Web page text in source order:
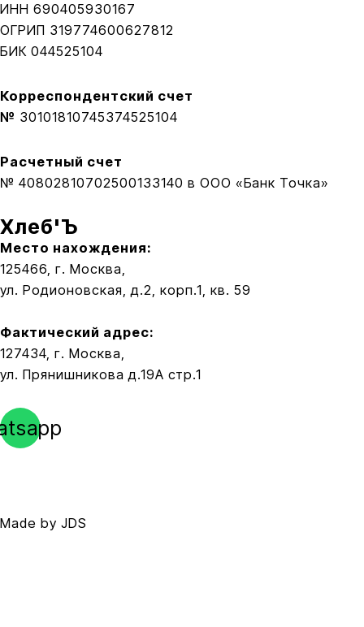
ИНН 690405930167
ОГРИП 319774600627812
БИК 044525104
Корреспондентский счет
№ 30101810745374525104
Расчетный счет
№ 40802810702500133140 в ООО «Банк Точка»
Хлеб'Ъ
Место нахождения:
125466, г. Москва,
ул. Родионовская, д.2, корп.1, кв. 59
Фактический адрес:
127434, г. Москва,
ул. Прянишникова д.19А стр.1
Made by JDS